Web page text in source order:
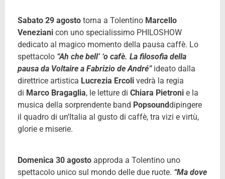
Sabato 29 agosto torna a Tolentino Marcello
Veneziani con uno specialissimo PHILOSHOW
dedicato al magico momento della pausa caffè. Lo
spettacolo “Ah che bell’ ‘o cafè. La filosofia della
pausa da Voltaire a Fabrizio de André”ideato dalla
direttrice artistica Lucrezia Ercoli vedrà la regia
di Marco Bragaglia, le letture di Chiara Pietroni e la
musica della sorprendente band Popsounddipingere
il quadro di un’Italia al gusto di caffè, tra vizi e virtù,
glorie e miserie.
Domenica 30 agosto approda a Tolentino uno
spettacolo unico sul mondo delle due ruote. “Ma dove